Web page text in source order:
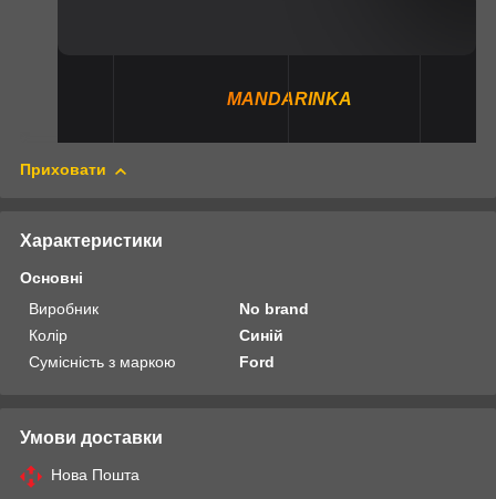
MANDARINKA
Приховати
Характеристики
Основні
Виробник
No brand
Колір
Синій
Сумісність з маркою
Ford
Умови доставки
Нова Пошта